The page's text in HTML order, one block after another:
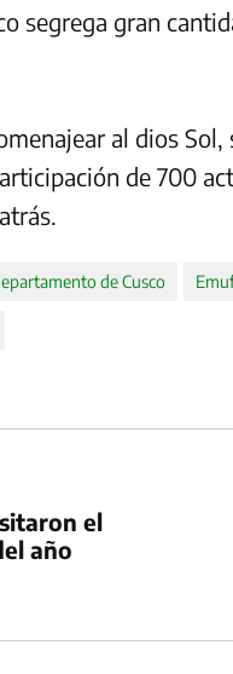
segrega gran
al dios
de 700
de Cusco
el
año